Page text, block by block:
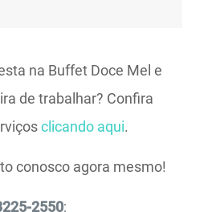
na Buffet Doce Mel e
de trabalhar? Confira
clicando aqui.
conosco agora mesmo!
2550;